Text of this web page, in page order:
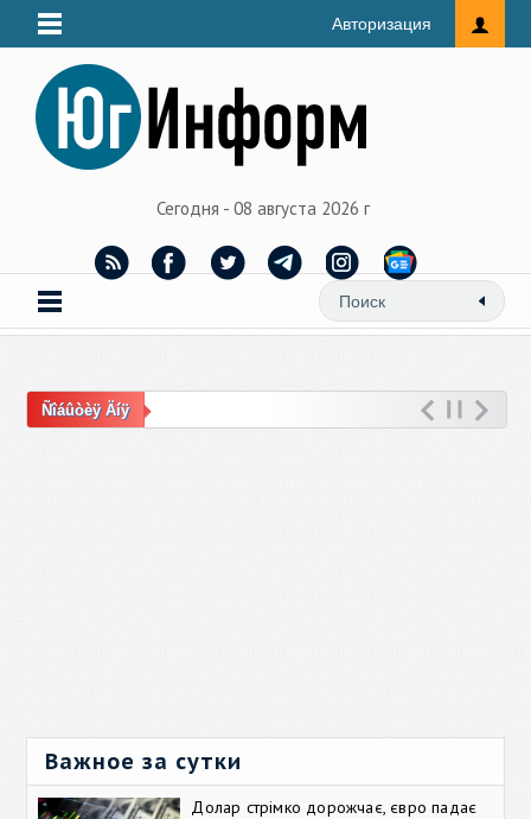
Авторизация
Сегодня - 08 августа 2026 г
Ñîáûòèÿ Äíÿ
Важное за сутки
Долар стрімко дорожчає, євро падає